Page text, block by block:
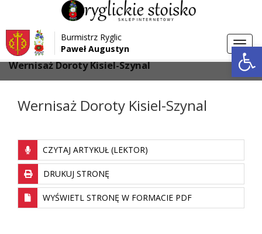
Przejdź do menu
Przejdź do głównej treści strony
Przejdź do stopki strony
Burmistrz Ryglic
Paweł Augustyn
Strona główna > Aktualności
Wernisaż Doroty Kisiel-Szynal
Wernisaż Doroty Kisiel-Szynal
CZYTAJ ARTYKUŁ (LEKTOR)
DRUKUJ STRONĘ
WYŚWIETL STRONĘ W FORMACIE PDF